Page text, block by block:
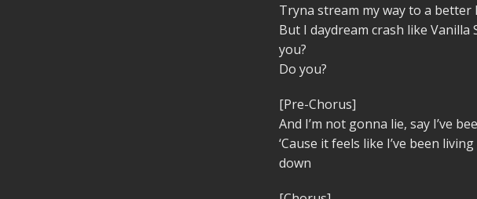
Tryna stream my way to a better
But I daydream crash like Vanilla
you?
Do you?
[Pre-Chorus]
And I’m not gonna lie, say I’ve
‘Cause it feels like I’ve been
down